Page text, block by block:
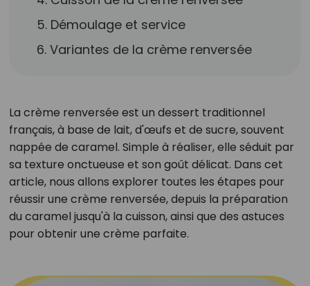
5. Démoulage et service
6. Variantes de la crème renversée
La crème renversée est un dessert traditionnel
français, à base de lait, d'œufs et de sucre, souvent
nappée de caramel. Simple à réaliser, elle séduit par
sa texture onctueuse et son goût délicat. Dans cet
article, nous allons explorer toutes les étapes pour
réussir une crème renversée, depuis la préparation
du caramel jusqu'à la cuisson, ainsi que des astuces
pour obtenir une crème parfaite.